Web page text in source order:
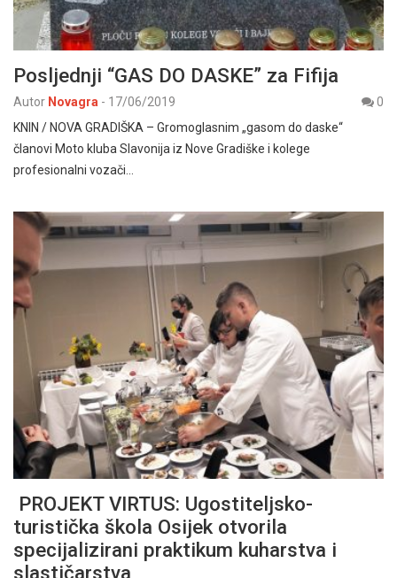
Posljednji “GAS DO DASKE” za Fifija
Autor Novagra - 17/06/2019
0
KNIN / NOVA GRADIŠKA – Gromoglasnim „gasom do daske“
članovi Moto kluba Slavonija iz Nove Gradiške i kolege
profesionalni vozači…
PROJEKT VIRTUS: Ugostiteljsko-
turistička škola Osijek otvorila
specijalizirani praktikum kuharstva i
slastičarstva